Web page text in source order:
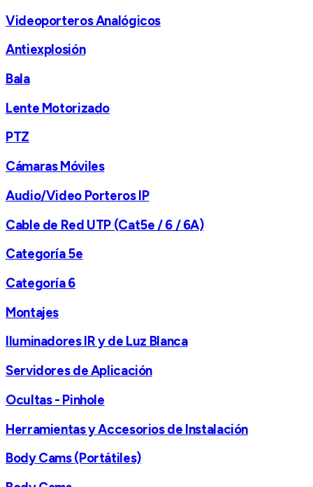
Videoporteros Analógicos
Antiexplosión
Bala
Lente Motorizado
PTZ
Cámaras Móviles
Audio/Video Porteros IP
Cable de Red UTP (Cat5e / 6 / 6A)
Categoría 5e
Categoría 6
Montajes
Iluminadores IR y de Luz Blanca
Servidores de Aplicación
Ocultas - Pinhole
Herramientas y Accesorios de Instalación
Body Cams (Portátiles)